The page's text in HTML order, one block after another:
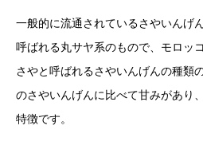
一般的に流通されているさやいんげ
呼ばれる丸サヤ系のもので、モロッ
さやと呼ばれるさやいんげんの種類
のさやいんげんに比べて甘みがあり
特徴です。